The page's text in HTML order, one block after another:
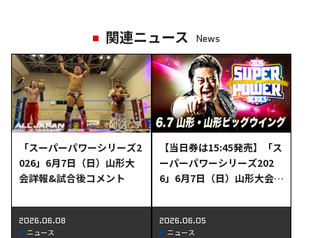
関連ニュース News
「スーパーパワーシリーズ2
026」6月7日（日）山形大
会詳報&試合後コメント
2026.06.08
ニュース
【当日券は15:45発売】「ス
ーパーパワーシリーズ202
6」6月7日（日）山形大会当
2026.06.05
ニュース